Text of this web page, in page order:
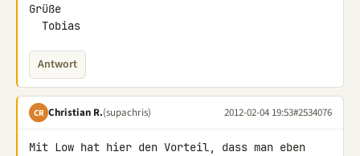
Grüße
  Tobias
Antwort
CR Christian R.(supachris) 2012-02-04 19:53#2534076
Mit Low hat hier den Vorteil, dass man eben